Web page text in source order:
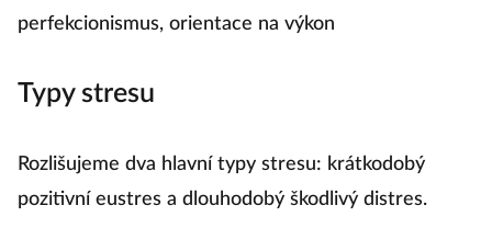
perfekcionismus, orientace na výkon
Typy stresu
Rozlišujeme dva hlavní typy stresu: krátkodobý
pozitivní eustres a dlouhodobý škodlivý distres.